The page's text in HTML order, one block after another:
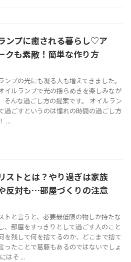
ンプに癒される暮らし♡ア
クも素敵！簡単な作り方
ンプの光にも凝る人も増えてきました。
イルランプで光の揺らめきを楽しみなが
そんな過ごし方の提案です。 オイルラン
過ごすというのは憧れの時間の過ごし方
...
ストとは？やり過ぎは家族
反対も…部屋づくりの注意
トと言うと、必要最低限の物しか持たな
、部屋をすっきりとして過ごす人のこと
を残して何を捨てるのか、どこまで捨て
ったことで葛藤もあるのではないでしょ
はそ ...